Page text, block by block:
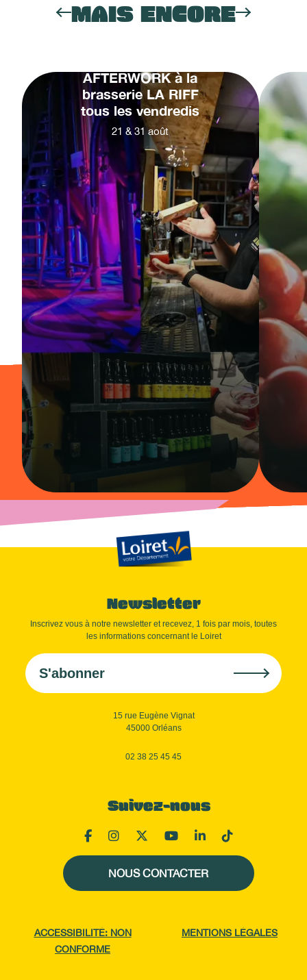
MAIS ENCORE
AFTERWORK à la
brasserie LA RIFF
tous les vendredis
21 & 31 août
Newsletter
Inscrivez vous à notre newsletter et recevez, 1 fois par mois, toutes
les informations concernant le Loiret
S'abonner
15 rue Eugène Vignat
45000 Orléans
02 38 25 45 45
Suivez-nous
NOUS CONTACTER
ACCESSIBILITÉ: NON
CONFORME
MENTIONS LÉGALES